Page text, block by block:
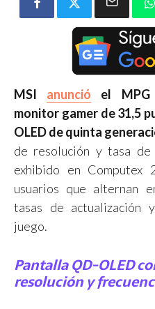
MSI anunció el MPG
monitor gamer de 31,5
OLED de quinta
de resolución y tasa
exhibido en
usuarios que alternan
tasas de actualización
juego.
Pantalla QD-OLED
resolución y